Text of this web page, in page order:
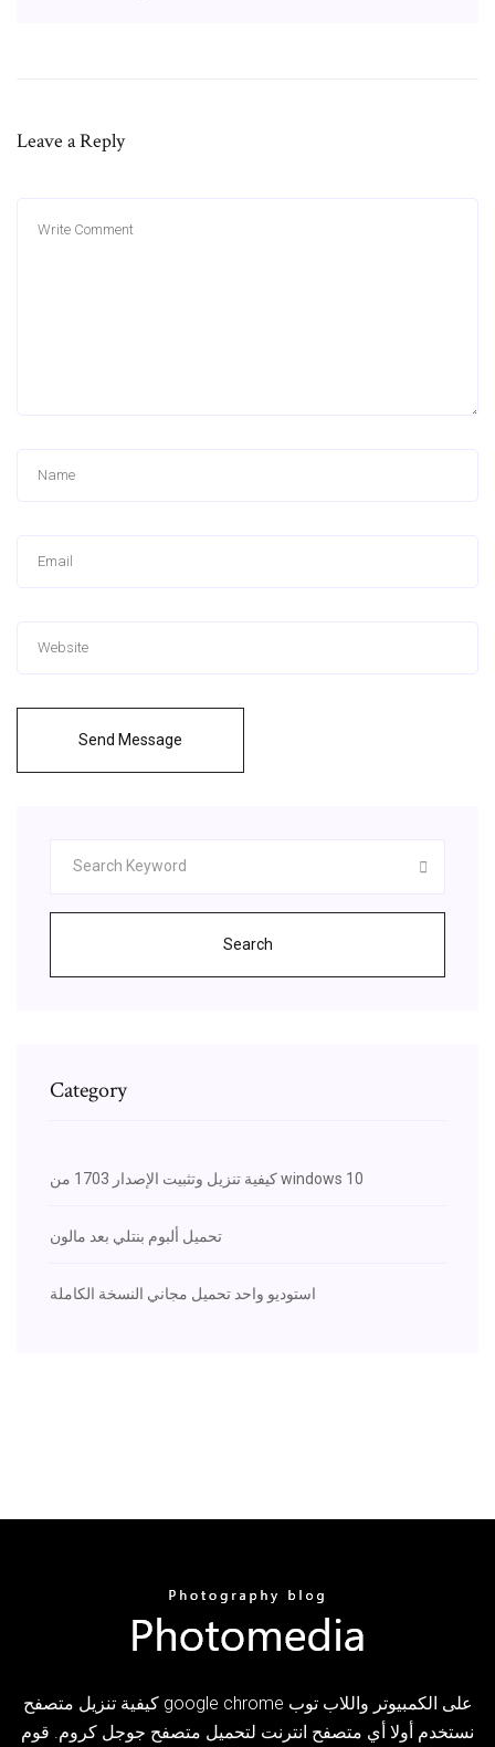
Leave a Reply
Send Message
Search
Category
كيفية تنزيل وتثبيت الإصدار 1703 من windows 10
تحميل ألبوم بنتلي بعد مالون
استوديو واحد تحميل مجاني النسخة الكاملة
كيفية تنزيل متصفح google chrome على الكمبيوتر واللاب توب
نستخدم أولا أي متصفح انترنت لتحميل متصفح جوجل كروم. قوم